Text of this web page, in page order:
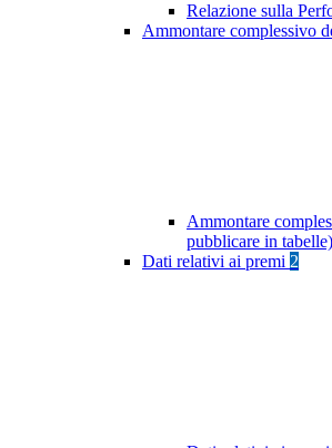
Relazione sulla
Ammontare complessivo
Ammontare
pubblicare in tabelle)
Dati relativi ai premi 2